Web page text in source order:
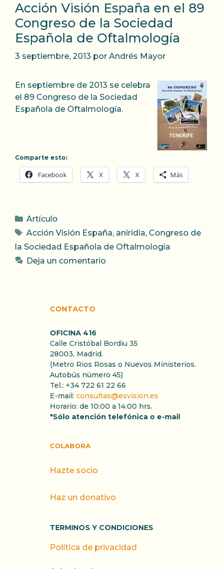
Acción Visión España en el 89
Congreso de la Sociedad
Española de Oftalmología
3 septiembre, 2013 por Andrés Mayor
En septiembre de 2013 se celebra
el 89 Congreso de la Sociedad
Española de Oftalmología.
Comparte esto:
Facebook X X Más
Categorías
Artículo
Etiquetas
Acción Visión España, aniridia, Congreso de
la Sociedad Española de Oftalmología
Deja un comentario
CONTACTO
OFICINA 416
Calle Cristóbal Bordiu 35
28003, Madrid.
(Metro Rios Rosas o Nuevos Ministerios.
Autobús número 45)
Tel.: +34 722 61 22 66
E-mail: consultas@esvision.es
Horario: de 10:00 a 14:00 hrs.
*Sólo atención telefónica o e-mail
COLABORA
Hazte socio
Haz un donativo
TERMINOS Y CONDICIONES
Política de privacidad